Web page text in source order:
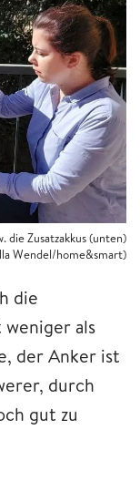
die Zusatzakkus (unten)
Wendel/home&smart)
die
weniger als
der Anker ist
durch
gut zu